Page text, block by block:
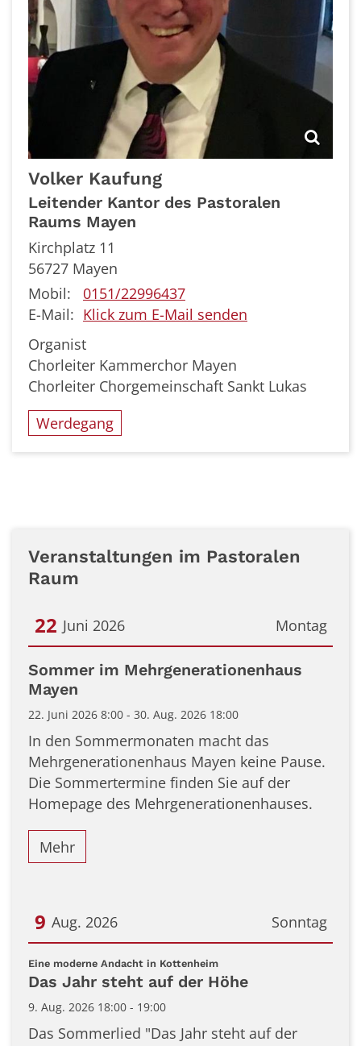
Volker Kaufung
Leitender Kantor des Pastoralen
Raums Mayen
Kirchplatz 11
56727 Mayen
Mobil:
0151/22996437
E-Mail: Klick zum E-Mail senden
Organist
Chorleiter Kammerchor Mayen
Chorleiter Chorgemeinschaft Sankt Lukas
Werdegang
Veranstaltungen im Pastoralen
Raum
Montag
22 Juni 2026
Datum: 22. Juni 2026
Sommer im Mehrgenerationenhaus
Mayen
22. Juni 2026 8:00 - 30. Aug. 2026 18:00
In den Sommermonaten macht das
Mehrgenerationenhaus Mayen keine Pause.
Die Sommertermine finden Sie auf der
Homepage des Mehrgenerationenhauses.
Mehr
Sonntag
9 Aug. 2026
Datum: 9. August 2026
Eine moderne Andacht in Kottenheim:
Das Jahr steht auf der Höhe
9. Aug. 2026 18:00 - 19:00
Das Sommerlied "Das Jahr steht auf der